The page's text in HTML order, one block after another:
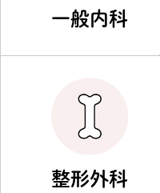
一般内科
整形外科